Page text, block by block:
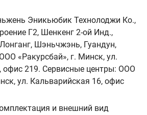
Эникьюбик Технолоджи Ко.,
Г2, Шенкенг 2-ой Инд.,
Шэньчжэнь, Гуандун,
«Ракурсбай», г. Минск, ул.
офис 219. Сервисные центры: ООО
ул. Кальварийская 16, офис
и внешний вид